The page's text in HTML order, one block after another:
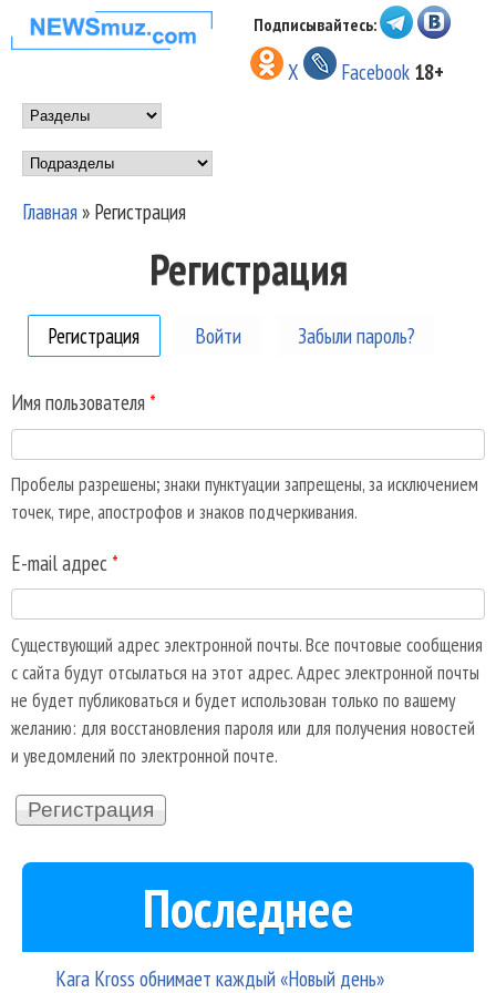
Перейти к основному
содержанию
НОВОСТИ
МУЗЫКИ И
ШОУ БИЗНЕСА
NEWSMUZ.COM
Подписывайтесь:
X Facebook 18+
Main menu
Подразделы
Главная» Регистрация
Регистрация
Регистрация (активная вкладка)
Войти Забыли пароль?
Имя пользователя *
Пробелы разрешены; знаки пунктуации запрещены, за исключением
точек, тире, апострофов и знаков подчеркивания.
E-mail адрес *
Существующий адрес электронной почты. Все почтовые сообщения
с сайта будут отсылаться на этот адрес. Адрес электронной почты
не будет публиковаться и будет использован только по вашему
желанию: для восстановления пароля или для получения новостей
и уведомлений по электронной почте.
Последнее
Kara Kross обнимает каждый «Новый день»